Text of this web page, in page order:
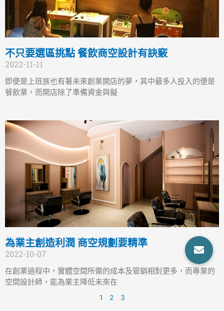
不只要選區挑點 餐飲商空設計有訣竅
2022-11-11
即便是上班族也有著未來創業開店的夢，其中最多人投入的便是
餐飲業，而開店除了準備資金與擬
為業主創造利潤 商空規劃要精準
2022-10-07
在創業過程中，實體空間所需的成本及管銷相對更多，而專業的
空間設計師，能為業主降低未來在
1 2 3